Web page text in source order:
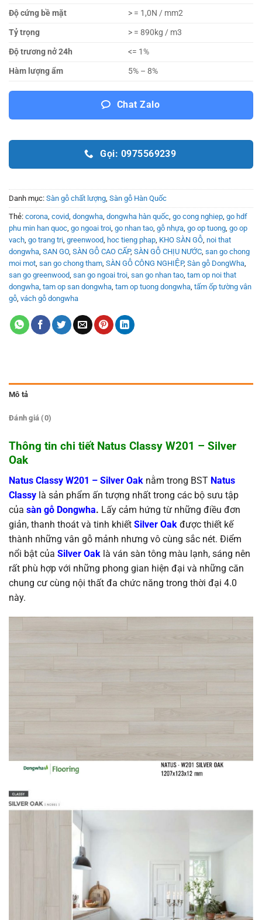
Độ cứng bề mặt
> = 1,0N / mm2
Tỷ trọng
> = 890kg / m3
Độ trương nở 24h
<= 1%
Hàm lượng ẩm
5% – 8%
Chat Zalo
Gọi: 0975569239
Danh mục: Sàn gỗ chất lượng Sàn gỗ Hàn Quốc
Thẻ: corona covid dongwha dongwha hàn quốc go cong nghiep go hdf
phu min han quoc go ngoai troi go nhan tao gỗ nhựa go op tuong go op
vach go trang tri greenwood hoc tieng phap KHO SÀN GỖ noi that
dongwha SAN GO, SÀN GỖ CAO CẤP, SÀN GỖ CHỊU NƯỚC san go chong
moi mot san go chong tham SÀN GỖ CÔNG NGHIỆP, Sàn gỗ DongWha
san go greenwood san go ngoai troi san go nhan tao tam op noi that
dongwha tam op san dongwha tam op tuong dongwha tấm ốp tường vân
gỗ vách gỗ dongwha
Mô tả
Đánh giá (0)
Thông tin chi tiết Natus Classy W201 – Silver
Oak
Natus Classy W201 – Silver Oak nằm trong BST Natus
Classy là sản phẩm ấn tượng nhất trong các bộ sưu tập
của sàn gỗ Dongwha. Lấy cảm hứng từ những điều đơn
giản, thanh thoát và tinh khiết Silver Oak được thiết kế
thành những vân gỗ mảnh nhưng vô cùng sắc nét. Điểm
nổi bật của Silver Oak là ván sàn tông màu lạnh, sáng nên
rất phù hợp với những phong gian hiện đại và những căn
chung cư cùng nội thất đa chức năng trong thời đại 4.0
này.